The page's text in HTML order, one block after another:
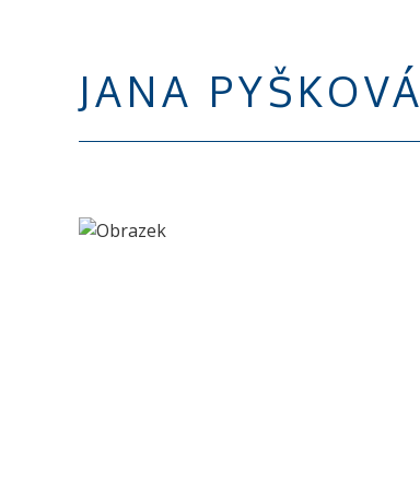
JANA PYŠKOVÁ